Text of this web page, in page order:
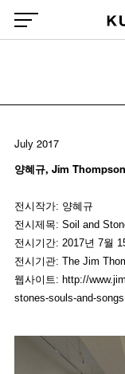
Skip to main content
Global Menu
July 2017
양혜규, Jim
전시작가: 양혜규
전시제목: Soil and
전시기간: 2017년 7월
전시기관: The Jim
웹사이트: http://
stones-souls-and-songs